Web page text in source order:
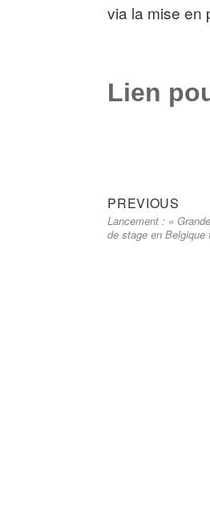
via la mise en
Lien
Navigation
de
PREVIOUS
Lancement : «
de stage en Belgique